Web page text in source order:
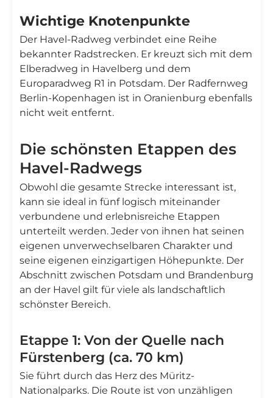
Wichtige Knotenpunkte
Der Havel-Radweg verbindet eine Reihe
bekannter Radstrecken. Er kreuzt sich mit dem
Elberadweg in Havelberg und dem
Europaradweg R1 in Potsdam. Der Radfernweg
Berlin-Kopenhagen ist in Oranienburg ebenfalls
nicht weit entfernt.
Die schönsten Etappen des
Havel-Radwegs
Obwohl die gesamte Strecke interessant ist,
kann sie ideal in fünf logisch miteinander
verbundene und erlebnisreiche Etappen
unterteilt werden. Jeder von ihnen hat seinen
eigenen unverwechselbaren Charakter und
seine eigenen einzigartigen Höhepunkte. Der
Abschnitt zwischen Potsdam und Brandenburg
an der Havel gilt für viele als landschaftlich
schönster Bereich.
Etappe 1: Von der Quelle nach
Fürstenberg (ca. 70 km)
Sie führt durch das Herz des Müritz-
Nationalparks. Die Route ist von unzähligen